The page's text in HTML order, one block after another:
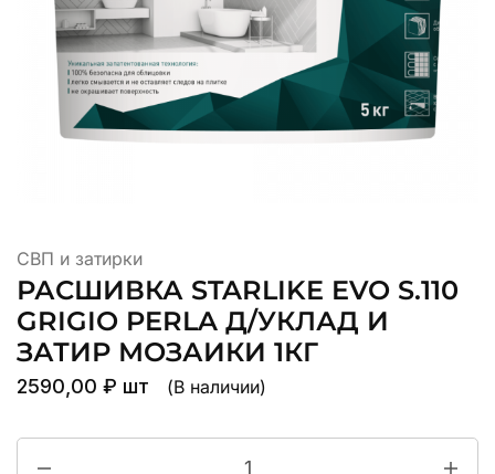
СВП и затирки
РАСШИВКА STARLIKE EVO S.110
GRIGIO PERLA Д/УКЛАД И
ЗАТИР МОЗАИКИ 1КГ
2590,00 ₽ шт (В наличии)